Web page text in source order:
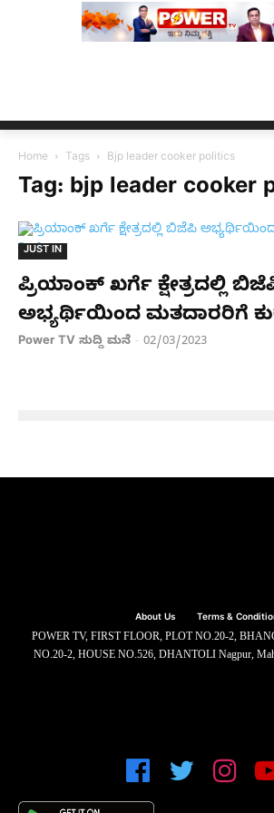
Home Tags Bjp leader cooker politics
Tag: bjp leader cooker
JUST IN
ಪ್ರಿಯಾಂಕ್ ಖರ್ಗೆ ಕ್ಷೇತ್ರದಲ್ಲಿ
ಅಭ್ಯರ್ಥಿಯಿಂದ ಮತದಾರರಿಗೆ
Power TV ಸುದ್ದಿ ಮನೆ - 02/03/2023
About Us Terms &
POWER TV, FIRST FLOOR, PLOT NO.20-2,
NO.20-2, HOUSE NO.526, DHANTOLI Nagpur,